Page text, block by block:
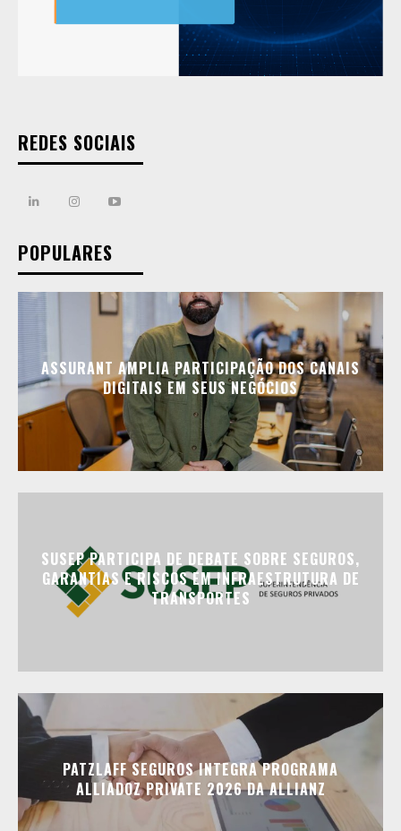
REDES SOCIAIS
POPULARES
ASSURANT AMPLIA PARTICIPAÇÃO DOS CANAIS
DIGITAIS EM SEUS NEGÓCIOS
SUSEP PARTICIPA DE DEBATE SOBRE SEGUROS,
GARANTIAS E RISCOS EM INFRAESTRUTURA DE
TRANSPORTES
PATZLAFF SEGUROS INTEGRA PROGRAMA
ALLIADOZ PRIVATE 2026 DA ALLIANZ